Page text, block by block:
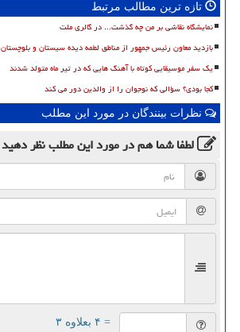
تازه ترین مطالب مرتبط
نمایشگاه نقاشی بر من چه گذشت... در گالری ملت
بازدید معاون رئیس جمهور از مناطق لطمه دیده سیستان و بلوچستان
یک سفر موسیقایی کوتاه با آهنگ هایی که در تیر ماه متولد شدند
کجا بودی؟ سؤالی که نوجوان را از والدین دور می کند
نظرات بینندگان در مورد این مطلب
لطفا شما همدر مورد این مطلبنظر دهید
= ۴ بعلاوه ۳